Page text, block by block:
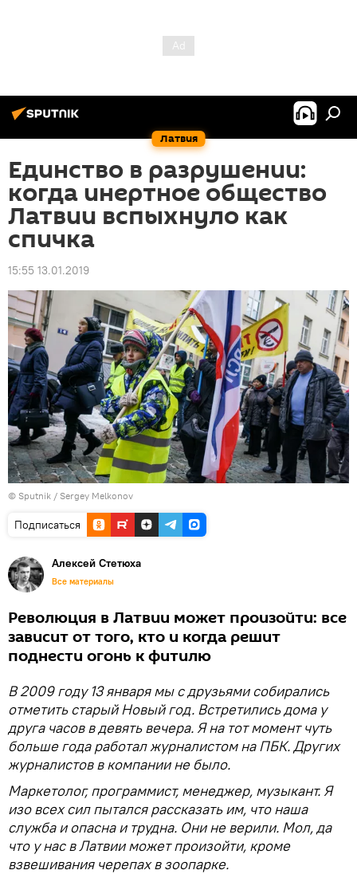
Латвия
Единство в разрушении:
когда инертное общество
Латвии вспыхнуло как
спичка
15:55 13.01.2019
© Sputnik / Sergey Melkonov
Подписаться
Алексей Стетюха
Все материалы
Революция в Латвии может произойти: все
зависит от того, кто и когда решит
поднести огонь к фитилю
В 2009 году 13 января мы с друзьями собирались
отметить старый Новый год. Встретились дома у
друга часов в девять вечера. Я на тот момент чуть
больше года работал журналистом на ПБК. Других
журналистов в компании не было.
Маркетолог, программист, менеджер, музыкант. Я
изо всех сил пытался рассказать им, что наша
служба и опасна и трудна. Они не верили. Мол, да
что у нас в Латвии может произойти, кроме
взвешивания черепах в зоопарке.